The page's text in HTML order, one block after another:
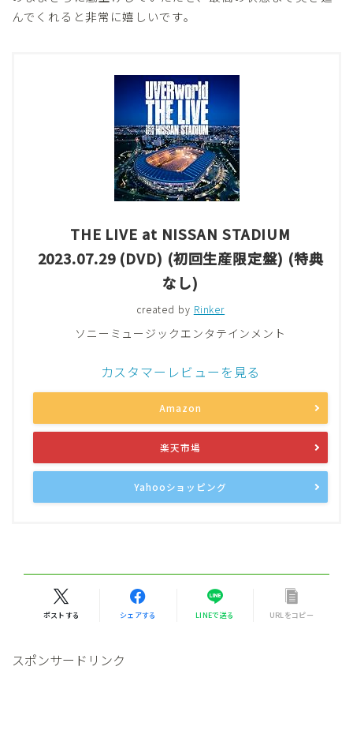
んでくれると非常に嬉しいです。
THE LIVE at NISSAN STADIUM
2023.07.29 (DVD) (初回生産限定盤) (特典
なし)
created by Rinker
ソニーミュージックエンタテインメント
カスタマーレビューを見る
Amazon
楽天市場
Yahooショッピング
ポストする シェアする LINEで送る URLをコピー
スポンサードリンク